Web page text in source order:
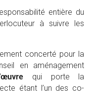
entière du
à suivre les
concerté pour la
en aménagement
qui porte la
étant l’un des co-